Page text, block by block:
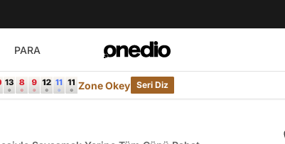
PARA
Zone Okey Seri Diz